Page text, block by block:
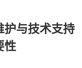
护与技术支持
性